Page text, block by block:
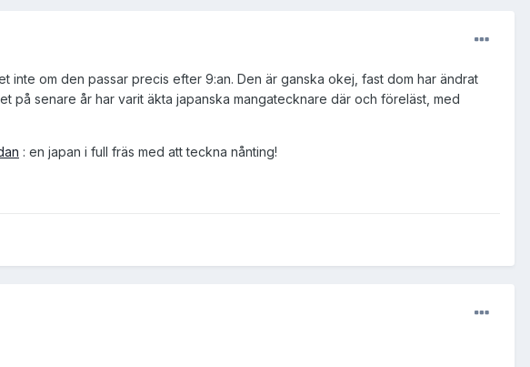
inte om den passar precis efter 9:an. Den är ganska okej, fast dom har ändrat
på senare år har varit äkta japanska mangatecknare där och föreläst, med
: en japan i full fräs med att teckna nånting!